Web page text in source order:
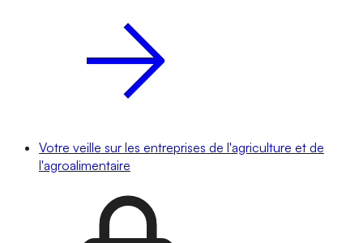
Votre veille sur les entreprises de l'agriculture et de
l'agroalimentaire